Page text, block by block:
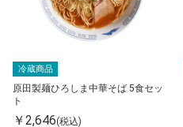
冷蔵商品
原田製麺ひろしま中華そば 5食セッ
ト
￥2,646(税込)